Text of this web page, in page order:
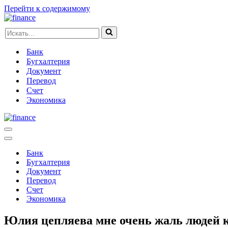
Перейти к содержимому
Искать...
Банк
Бугхалтерия
Документ
Перевод
Счет
Экономика
Меню
навигации
Меню
навигацииБанк
Бугхалтерия
Документ
Перевод
Счет
Экономика
Юлия цепляева мне очень жаль людей